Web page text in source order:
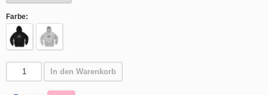
Farbe:
In den Warenkorb